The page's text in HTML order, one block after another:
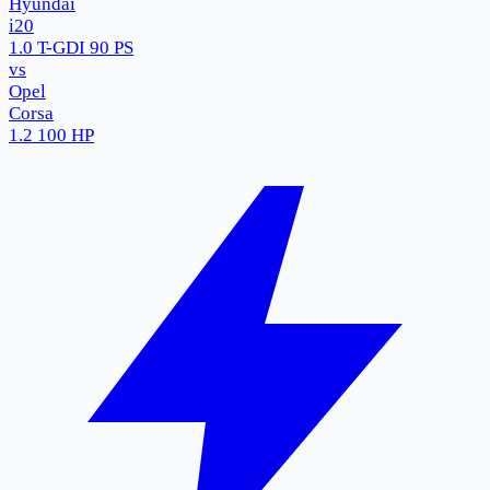
i20
1.0 T-GDI 90 PS
vs
Opel
Corsa
1.2 100 HP